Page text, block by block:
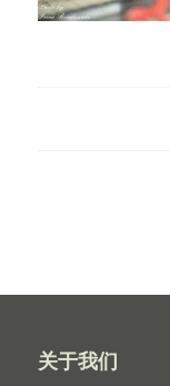
关于我们